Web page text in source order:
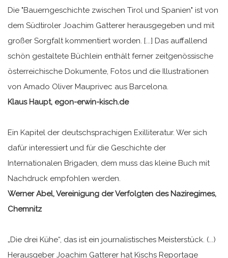
Die "Bauerngeschichte zwischen Tirol und Spanien" ist von
dem Südtiroler Joachim Gatterer herausgegeben und mit
großer Sorgfalt kommentiert worden. [...] Das auffallend
schön gestaltete Büchlein enthält ferner zeitgenössische
österreichische Dokumente, Fotos und die Illustrationen
von Amado Oliver Mauprivec aus Barcelona.
Klaus Haupt, egon-erwin-kisch.de
Ein Kapitel der deutschsprachigen Exilliteratur. Wer sich
dafür interessiert und für die Geschichte der
Internationalen Brigaden, dem muss das kleine Buch mit
Nachdruck empfohlen werden.
Werner Abel, Vereinigung der Verfolgten des Naziregimes,
Chemnitz
„Die drei Kühe“, das ist ein journalistisches Meisterstück. (...)
Herausgeber Joachim Gatterer hat Kischs Reportage